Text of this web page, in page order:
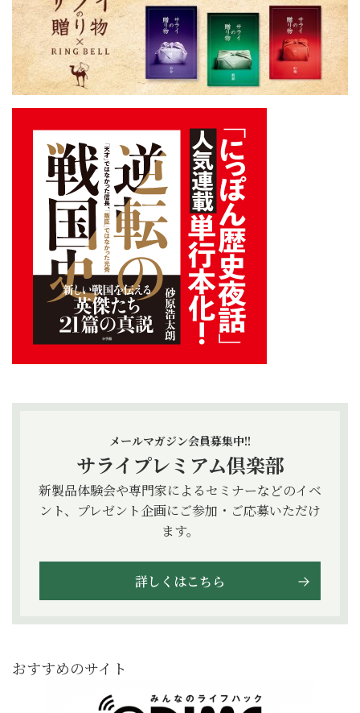
メールマガジン会員募集中!!
サライプレミアム倶楽部
新製品体験会や専門家によるセミナーなどのイベ
ント、プレゼント企画にご参加・ご応募いただけ
ます。
詳しくはこちら
おすすめのサイト